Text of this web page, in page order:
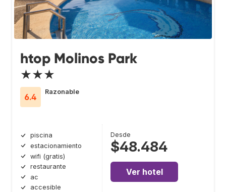
htop Molinos Park
★★★
6.4
Razonable
piscina
estacionamiento
wifi (gratis)
restaurante
ac
accesible
Desde
$48.484
Ver hotel